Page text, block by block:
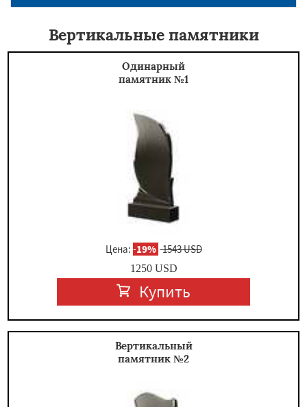
Вертикальные памятники
Одинарный
памятник №1
Цена: -19% 1543 USD
1250USD
Купить
Вертикальный
памятник №2